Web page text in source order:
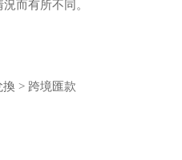
而有所不同。
換 > 跨境匯款